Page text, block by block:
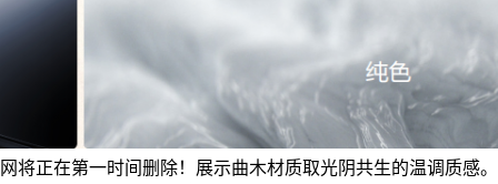
将正在第一时间删除！展示曲木材质取光阴共生的温调质感